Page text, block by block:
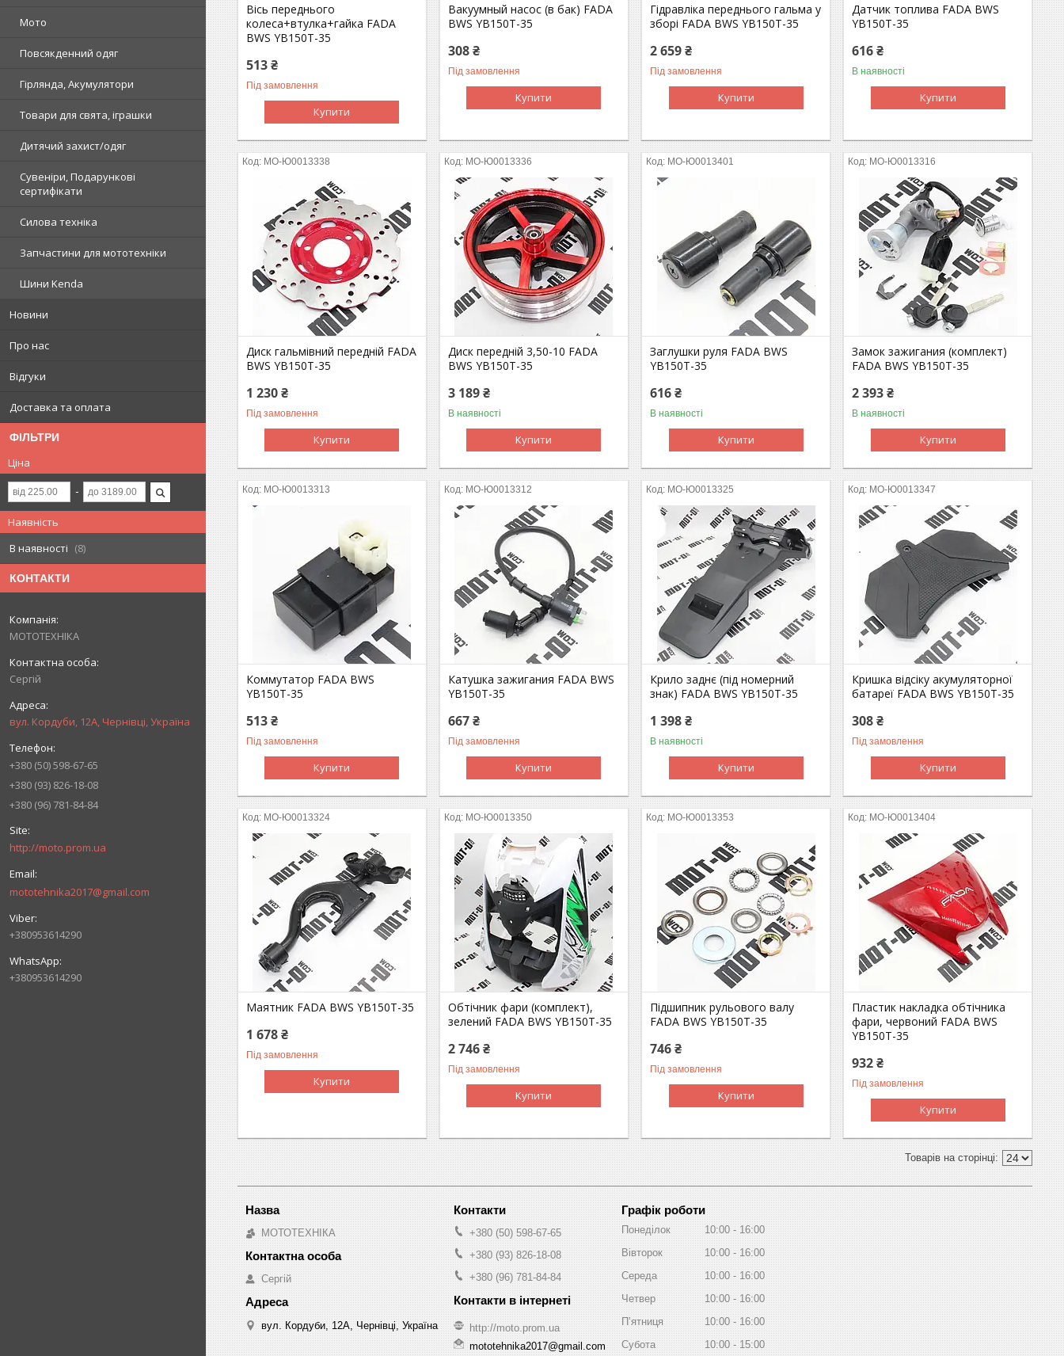
Мото
Повсякденний одяг
Гірлянда, Акумулятори
Товари для свята, іграшки
Дитячий захист/одяг
Сувеніри, Подарункові
сертифікати
Силова техніка
Запчастини для мототехніки
Шини Kenda
Новини
Про нас
Відгуки
Доставка та оплата
ФІЛЬТРИ
Ціна
Наявність
В наявності
8
КОНТАКТИ
МОТОТЕХНІКА
Сергій
вул. Кордуби, 12А, Чернівці, Україна
+380 (50) 598-67-65
+380 (93) 826-18-08
+380 (96) 781-84-84
http://moto.prom.ua
mototehnika2017@gmail.com
+380953614290
+380953614290
Вісь переднього
колеса+втулка+гайка FADA
BWS YB150T-35
513 ₴
Під замовлення
Купити
Вакуумный насос (в бак) FADA
BWS YB150T-35
308 ₴
Під замовлення
Купити
Гідравліка переднього гальма у
зборі FADA BWS YB150T-35
2 659 ₴
Під замовлення
Купити
Датчик топлива FADA BWS
YB150T-35
616 ₴
В наявності
Купити
MO-Ю0013338
Диск гальмівний передній FADA
BWS YB150T-35
1 230 ₴
Під замовлення
Купити
MO-Ю0013336
Диск передній 3,50-10 FADA
BWS YB150T-35
3 189 ₴
В наявності
Купити
MO-Ю0013401
Заглушки руля FADA BWS
YB150T-35
616 ₴
В наявності
Купити
MO-Ю0013316
Замок зажигания (комплект)
FADA BWS YB150T-35
2 393 ₴
В наявності
Купити
MO-Ю0013313
Коммутатор FADA BWS
YB150T-35
513 ₴
Під замовлення
Купити
MO-Ю0013312
Катушка зажигания FADA BWS
YB150T-35
667 ₴
Під замовлення
Купити
MO-Ю0013325
Крило заднє (під номерний
знак) FADA BWS YB150T-35
1 398 ₴
В наявності
Купити
MO-Ю0013347
Кришка відсіку акумуляторної
батареї FADA BWS YB150T-35
308 ₴
Під замовлення
Купити
MO-Ю0013324
Маятник FADA BWS YB150T-35
1 678 ₴
Під замовлення
Купити
MO-Ю0013350
Обтічник фари (комплект),
зелений FADA BWS YB150T-35
2 746 ₴
Під замовлення
Купити
MO-Ю0013353
Підшипник рульового валу
FADA BWS YB150T-35
746 ₴
Під замовлення
Купити
MO-Ю0013404
Пластик накладка обтічника
фари, червоний FADA BWS
YB150T-35
932 ₴
Під замовлення
Купити
МОТОТЕХНІКА
Сергій
вул. Кордуби, 12А, Чернівці, Україна
+380 (50) 598-67-65
+380 (93) 826-18-08
+380 (96) 781-84-84
http://moto.prom.ua
mototehnika2017@gmail.com
Графік роботи
Понеділок 10:00
16:00
Вівторок
10:00
16:00
Середа
10:00
16:00
Четвер
10:00
16:00
Пʼятниця
10:00
16:00
Субота
10:00 15:00